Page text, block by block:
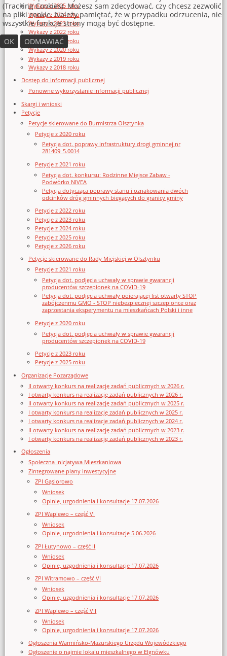
Wykazy z 2025 roku
Wykazy z 2024 roku
Wykazy z 2023 roku
Wykazy z 2022 roku
Wykazy z 2021 roku
Wykazy z 2020 roku
Wykazy z 2019 roku
Wykazy z 2018 roku
Dostęp do informacji publicznej
Ponowne wykorzystanie informacji publicznej
Skargi i wnioski
Petycje
Petycje skierowane do Burmistrza Olsztynka
Petycje z 2020 roku
Petycja dot. poprawy infrastruktury drogi gminnej nr
281409_5.0014
Petycje z 2021 roku
Petycja dot. konkursu: Rodzinne Miejsce Zabaw -
Podwórko NIVEA
Petycja dotycząca poprawy stanu i oznakowania dwóch
odcinków dróg gminnych biegących do granicy gminy
Petycje z 2022 roku
Petycje z 2023 roku
Petycje z 2024 roku
Petycje z 2025 roku
Petycje z 2026 roku
Petycje skierowane do Rady Miejskiej w Olsztynku
Petycje z 2021 roku
Petycja dot. podjęcia uchwały w sprawie gwarancji
producentów szczepionek na COVID-19
Petycja dot. podjęcia uchwały poierającej list otwarty STOP
zabójczenmu GMO - STOP niebezpiecznej szczepionce oraz
zaprzestania eksperymentu na mieszkańcach Polski i inne
Petycje z 2020 roku
Petycja dot. podjęcia uchwały w sprawie gwarancji
producentów szczepionek na COVID-19
Petycje z 2023 roku
Petycje z 2025 roku
Organizacje Pozarządowe
II otwarty konkurs na realizację zadań publicznych w 2026 r.
I otwarty konkurs na realizację zadań publicznych w 2026 r.
II otwarty konkurs na realizację zadań publicznych w 2025 r.
I otwarty konkurs na realizację zadań publicznych w 2025 r.
I otwarty konkurs na realizację zadań publicznych w 2024 r.
II otwarty konkurs na realizację zadań publicznych w 2023 r.
I otwarty konkurs na realizację zadań publicznych w 2023 r.
Ogłoszenia
Społeczna Inicjatywa Mieszkaniowa
Zintegrowane plany inwestycyjne
ZPI Gąsiorowo
Wniosek
Opinie, uzgodnienia i konsultacje 17.07.2026
ZPI Waplewo – część VI
Wniosek
Opinie, uzgodnienia i konsultacje 5.06.2026
ZPI Łutynowo – część II
Wniosek
Opinie, uzgodnienia i konsultacje 17.07.2026
ZPI Witramowo – część VI
Wniosek
Opinie, uzgodnienia i konsultacje 17.07.2026
ZPI Waplewo – część VII
Wniosek
Opinie, uzgodnienia i konsultacje 17.07.2026
Ogłoszenia Warmińsko-Mazurskiego Urzędu Wojewódzkiego
Ogłoszenie o najmie lokalu mieszkalnego w Elgnówku
(Tracking Cookies). Możesz sam zdecydować, czy chcesz zezwolić
na pliki cookie. Należy pamiętać, że w przypadku odrzucenia, nie
wszystkie funkcje strony mogą być dostępne.
OK
ODMAWIAĆ